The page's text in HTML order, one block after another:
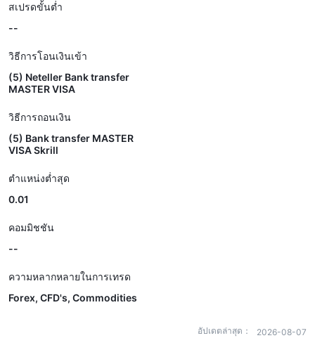
สเปรดขั้นต่ำ
--
วิธีการโอนเงินเข้า
(5) Neteller Bank transfer
MASTER VISA
วิธีการถอนเงิน
(5) Bank transfer MASTER
VISA Skrill
ตำแหน่งต่ำสุด
0.01
คอมมิชชัน
--
ความหลากหลายในการเทรด
Forex, CFD's, Commodities
อัปเดตล่าสุด： 2026-08-07